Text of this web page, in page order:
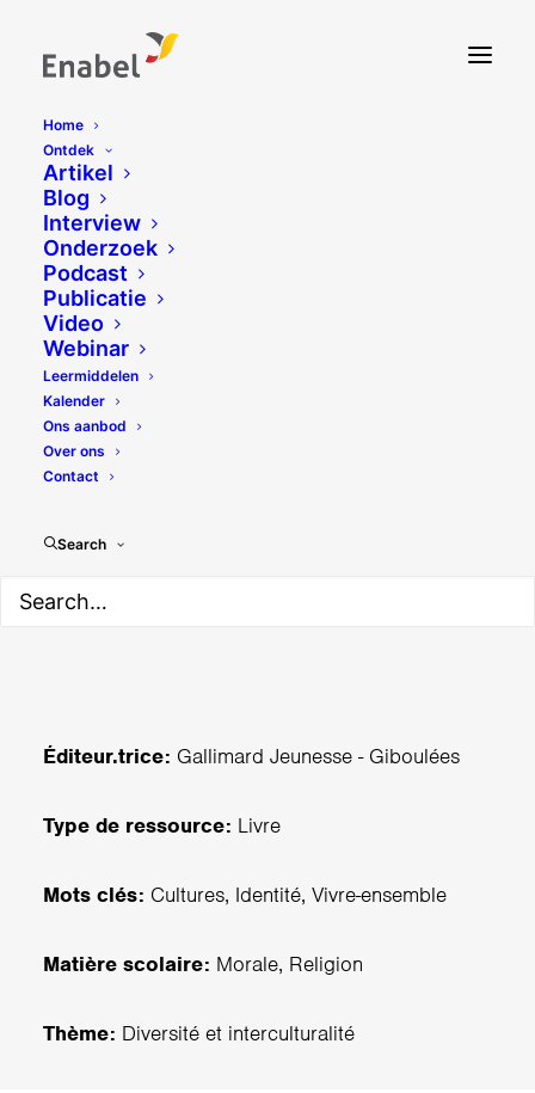
Home
Ontdek
Artikel
Blog
Interview
Onderzoek
Podcast
Publicatie
Video
Webinar
Leermiddelen
Kalender
Ons aanbod
Over ons
Contact
Search
Enfants de tous les temps;
de tous les mondes
Éditeur.trice: Gallimard Jeunesse - Giboulées
Type de ressource: Livre
Mots clés: Cultures, Identité, Vivre-ensemble
Matière scolaire: Morale, Religion
Thème: Diversité et interculturalité